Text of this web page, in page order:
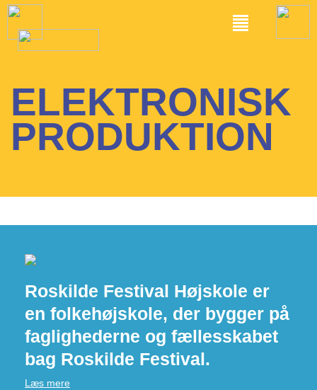
ELEKTRONISK
PRODUKTION
Roskilde Festival Højskole er
en folkehøjskole, der bygger på
faglighederne og fællesskabet
bag Roskilde Festival.
Læs mere